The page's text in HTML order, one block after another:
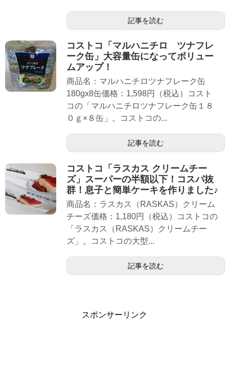
記事を読む
コストコ「マルハニチロ ツナフレ
ーク缶」大容量缶になってボリュー
ムアップ！
商品名：マルハニチロツナフレーク缶
180gx8缶価格：1,598円（税込）コスト
コの「マルハニチロツナフレーク缶１８
０ｇ×８缶」。コストコの...
記事を読む
コストコ「ラスカス クリームチー
ズ」スーパーの半額以下！コスパ抜
群！息子と簡単ケーキを作りました♪
商品名：ラスカス（RASKAS）クリーム
チーズ価格：1,180円（税込）コストコの
「ラスカス（RASKAS）クリームチー
ズ」。コストコの大型...
記事を読む
スポンサーリンク